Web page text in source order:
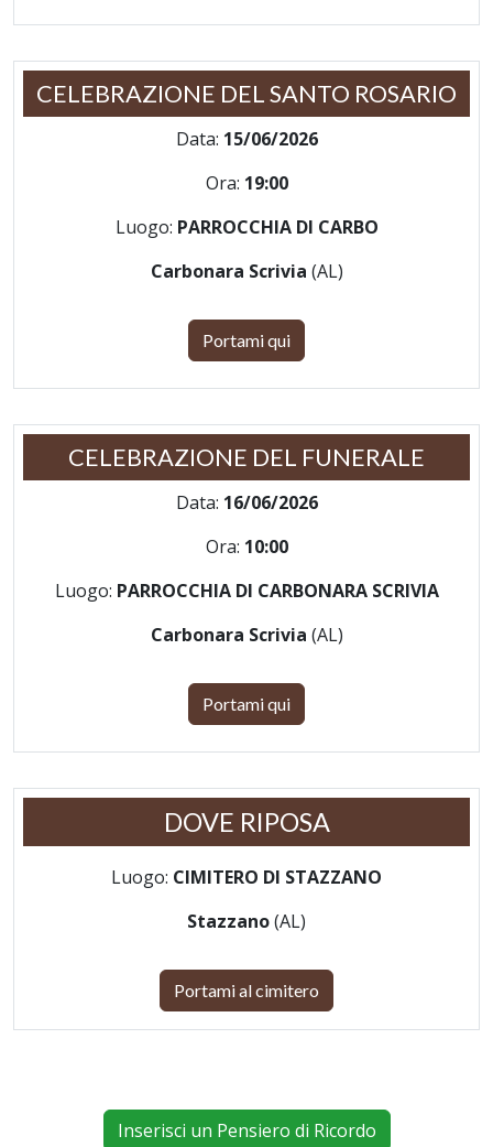
CELEBRAZIONE DEL SANTO ROSARIO
Data: 15/06/2026
Ora: 19:00
Luogo: PARROCCHIA DI CARBO
Carbonara Scrivia (AL)
Portami qui
CELEBRAZIONE DEL FUNERALE
Data: 16/06/2026
Ora: 10:00
Luogo: PARROCCHIA DI CARBONARA SCRIVIA
Carbonara Scrivia (AL)
Portami qui
DOVE RIPOSA
Luogo: CIMITERO DI STAZZANO
Stazzano(AL)
Portami al cimitero
Inserisci un Pensiero di Ricordo